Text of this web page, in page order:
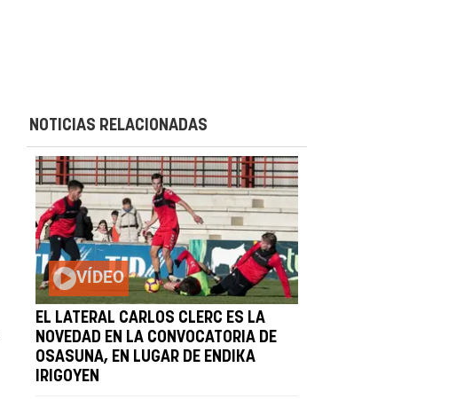
NOTICIAS RELACIONADAS
VÍDEO
EL LATERAL CARLOS CLERC ES LA
NOVEDAD EN LA CONVOCATORIA DE
OSASUNA, EN LUGAR DE ENDIKA
IRIGOYEN